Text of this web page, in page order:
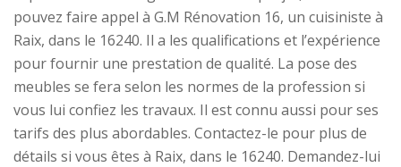
pouvez faire appel à G.M Rénovation 16, un cuisiniste à
Raix, dans le 16240. Il a les qualifications et l’expérience
pour fournir une prestation de qualité. La pose des
meubles se fera selon les normes de la profession si
vous lui confiez les travaux. Il est connu aussi pour ses
tarifs des plus abordables. Contactez-le pour plus de
détails si vous êtes à Raix, dans le 16240. Demandez-lui